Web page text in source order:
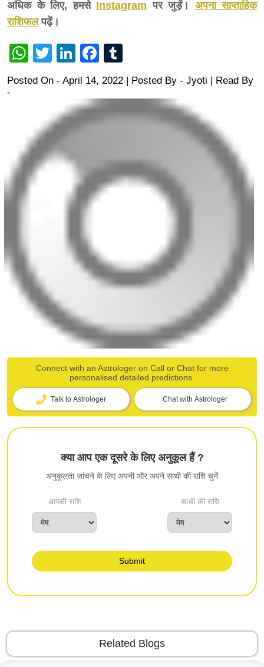
अधिक के लिए, हमसे Instagram पर जुड़ें। अपना साप्ताहिक
राशिफलपढ़ें।
WhatsApp
TwitterLinkedInFacebook
Posted On - April 14, 2022 | Posted By - Jyoti | Read By
-
Connect with an Astrologer on Call or Chat for more
personalised detailed predictions.
Talk to Astrologer Chat with Astrologer
क्या आप एक दूसरे के लिए अनुकूल हैं ?
अनुकूलता जांचने के लिए अपनी और अपने साथी की राशि चुनें
आपकी राशि साथी की राशि
Submit
Related Blogs